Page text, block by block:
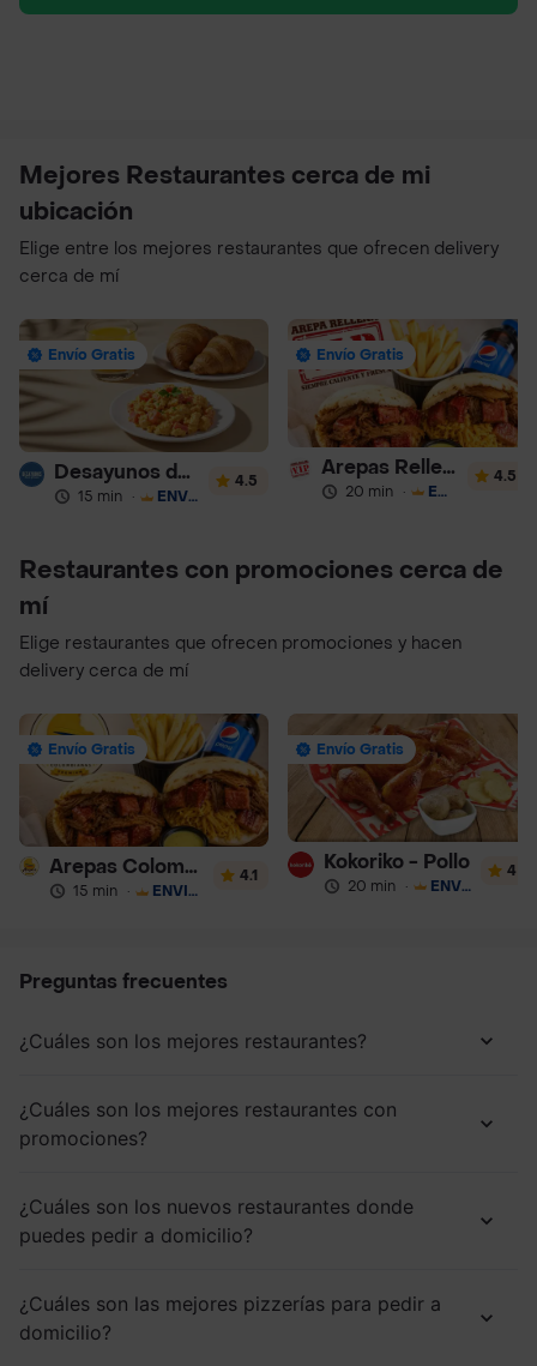
Mejores Restaurantes cerca de mi
ubicación
Elige entre los mejores restaurantes que ofrecen delivery
cerca de mí
Envío Gratis
Desayunos de la Abuela
15 min · ENVÍO GRATIS
4.5
Envío Gratis
Arepas Rellenas Vip
20 min · ENVÍO GRATIS
4.5
Restaurantes con promociones cerca de
mí
Elige restaurantes que ofrecen promociones y hacen
delivery cerca de mí
Envío Gratis
Arepas Colombianas Premium
15 min · ENVÍO GRATIS
4.1
Envío Gratis
Kokoriko - Pollo
20 min · ENVÍO GRATIS
4
Preguntas frecuentes
¿Cuáles son los mejores restaurantes?
¿Cuáles son los mejores restaurantes con
promociones?
¿Cuáles son los nuevos restaurantes donde
puedes pedir a domicilio?
¿Cuáles son las mejores pizzerías para pedir a
domicilio?